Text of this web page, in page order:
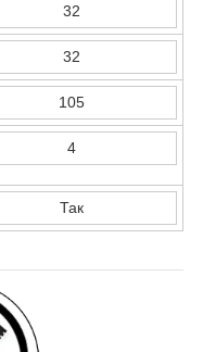
32
32
105
4
Так